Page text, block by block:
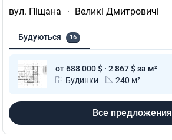
вул. Піщана · Великі Дмитровичі
Будуються 16
от 688 000 $ · 2 867 $ за м²
Будинки
240 м²
Все предложения